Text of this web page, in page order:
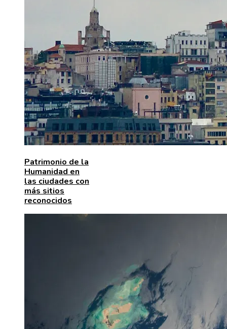
Patrimonio de la
Humanidad en
las ciudades con
más sitios
reconocidos